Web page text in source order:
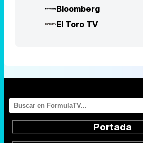
Bloomberg
El Toro TV
Portada